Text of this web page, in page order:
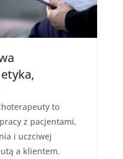
to
z pacjentami,
i uczciwej
a klientem.